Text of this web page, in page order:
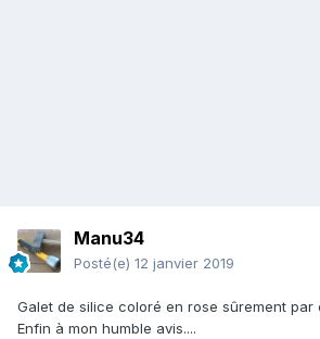
Manu34
Posté(e) 12 janvier 2019
Galet de silice coloré en rose sûrement par
Enfin à mon humble avis....